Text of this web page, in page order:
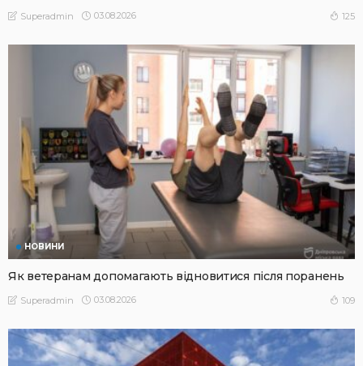
Superadmin 03.08.2026 125
НОВИНИ
Як ветеранам допомагають відновитися після поранень
Superadmin 03.08.2026 109